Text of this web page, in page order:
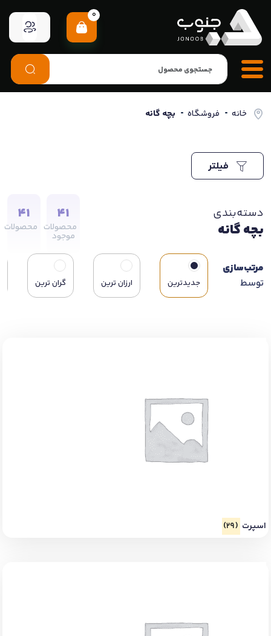
0
خانه فروشگاه بچه گانه
دسته‌بندی
بچه گانه
41
محصولات
موجود
41
محصولات
مرتب‌سازی
توسط
جدیدترین ارزان ترین گران ترین
اسپرت (29)